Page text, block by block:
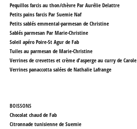
Pequillos farcis au thon/chèvre Par Aurélie Delattre
Petits pains farcis Par Suemie Naf
Petits sablés emmental-parmesan de Christine
Sablés parmesan Par Marie-Christine
Soleil apéro Poire-St Agur de Fab
Tuiles au parmesan de Marie-Christine
Verrines de crevettes et crème d'asperge au curry de Carole
Verrines panaccotta salées de Nathalie Lafrange
BOISSONS
Chocolat chaud de Fab
Citronnade tunisienne de Suemie